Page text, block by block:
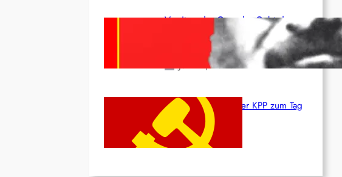
Vorsitzender Gonzalo: Gebt das
Leben für die Partei und die
Juni 19, 2026
Beschluss des ZK der KPP zum Tag
des Heldentums
Juni 19, 2026